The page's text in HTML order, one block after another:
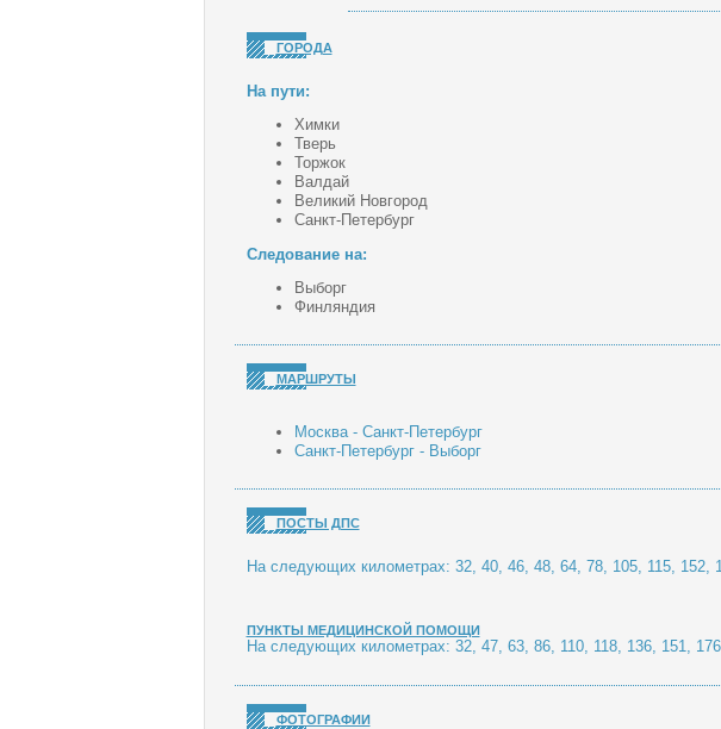
ГОРОДА
На пути:
Химки
Тверь
Торжок
Валдай
Великий Новгород
Санкт-Петербург
Следование на:
Выборг
Финляндия
МАРШРУТЫ
Москва - Санкт-Петербург
Санкт-Петербург - Выборг
ПОСТЫ ДПС
На следующих километрах: 32, 40, 46, 48, 64, 78, 105, 115, 152,
ПУНКТЫ МЕДИЦИНСКОЙ ПОМОЩИ
На следующих километрах: 32, 47, 63, 86, 110, 118, 136, 151,
ФОТОГРАФИИ